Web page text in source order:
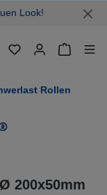
Look!
Rollen
200x50mm